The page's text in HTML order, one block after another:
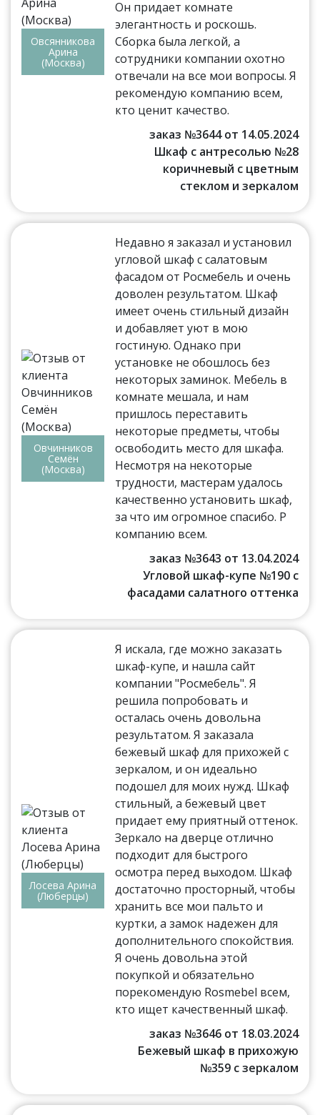
Овсянникова
Арина
(Москва)
Он придает комнате
элегантность и роскошь.
Сборка была легкой, а
сотрудники компании охотно
отвечали на все мои вопросы. Я
рекомендую компанию всем,
кто ценит качество.
заказ №3644 от 14.05.2024
Шкаф с антресолью №28
коричневый с цветным
стеклом и зеркалом
Овчинников
Семён
(Москва)
Недавно я заказал и установил
угловой шкаф с салатовым
фасадом от Росмебель и очень
доволен результатом. Шкаф
имеет очень стильный дизайн
и добавляет уют в мою
гостиную. Однако при
установке не обошлось без
некоторых заминок. Мебель в
комнате мешала, и нам
пришлось переставить
некоторые предметы, чтобы
освободить место для шкафа.
Несмотря на некоторые
трудности, мастерам удалось
качественно установить шкаф,
за что им огромное спасибо. Р
компанию всем.
заказ №3643 от 13.04.2024
Угловой шкаф-купе №190 с
фасадами салатного оттенка
Лосева Арина
(Люберцы)
Я искала, где можно заказать
шкаф-купе, и нашла сайт
компании "Росмебель". Я
решила попробовать и
осталась очень довольна
результатом. Я заказала
бежевый шкаф для прихожей с
зеркалом, и он идеально
подошел для моих нужд. Шкаф
стильный, а бежевый цвет
придает ему приятный оттенок.
Зеркало на дверце отлично
подходит для быстрого
осмотра перед выходом. Шкаф
достаточно просторный, чтобы
хранить все мои пальто и
куртки, а замок надежен для
дополнительного спокойствия.
Я очень довольна этой
покупкой и обязательно
порекомендую Rosmebel всем,
кто ищет качественный шкаф.
заказ №3646 от 18.03.2024
Бежевый шкаф в прихожую
№359 с зеркалом